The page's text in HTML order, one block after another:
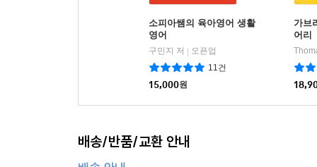
소피아쌤의 육아영어 생활
영어
구민지 저 | 오픈업
11건
15,000원
가브
어리
배송/반품/교환 안내